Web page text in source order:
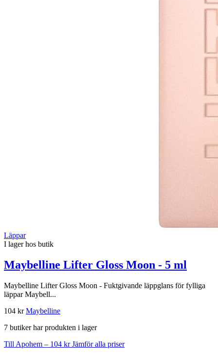
Läppar
I lager hos butik
Maybelline Lifter Gloss Moon - 5 ml
Maybelline Lifter Gloss Moon - Fuktgivande läppglans för fylliga
läppar Maybell...
104 krMaybelline
7 butiker har produkten i lager
Till Apohem – 104 krJämför alla priser